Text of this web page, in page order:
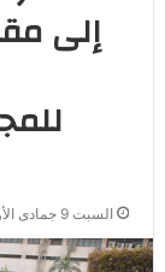
إلى
السبت 9 جمادى الأولى 1436هـ - 28 فبراير 2015م | 10:18 ص